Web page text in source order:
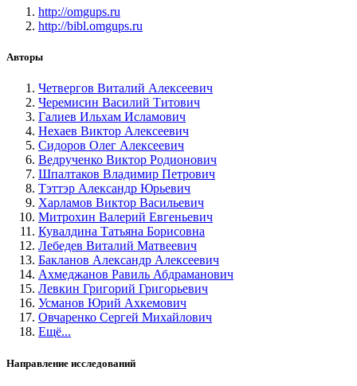
http://omgups.ru
http://bibl.omgups.ru
Авторы
Четвергов Виталий Алексеевич
Черемисин Василий Титович
Галиев Ильхам Исламович
Нехаев Виктор Алексеевич
Сидоров Олег Алексеевич
Ведрученко Виктор Родионович
Шпалтаков Владимир Петрович
Тэттэр Александр Юрьевич
Харламов Виктор Васильевич
Митрохин Валерий Евгеньевич
Кувалдина Татьяна Борисовна
Лебедев Виталий Матвеевич
Бакланов Александр Алексеевич
Ахмеджанов Равиль Абдраманович
Левкин Григорий Григорьевич
Усманов Юрий Ахкемович
Овчаренко Сергей Михайлович
Ещё...
Направление исследований